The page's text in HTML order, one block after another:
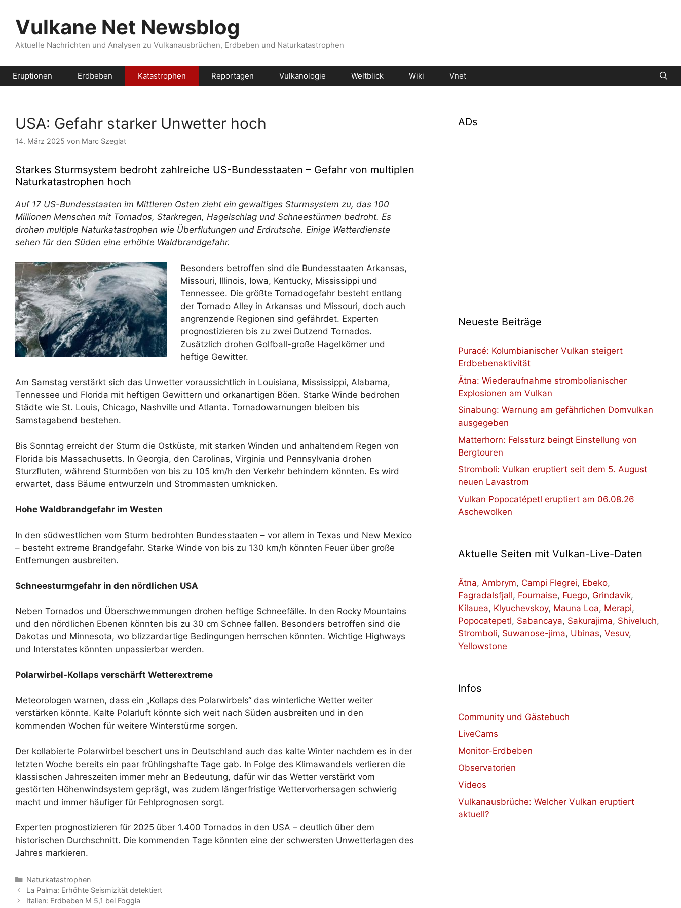
Inhalt
springenVulkane Net Newsblog
Aktuelle Nachrichten und Analysen zu Vulkanausbrüchen, Erdbeben und Naturkatastrophen
Eruptionen Erdbeben Katastrophen Reportagen Vulkanologie Weltblick Wiki Vnet
USA: Gefahr starker Unwetter hoch
14. März 2025 von Marc Szeglat
Starkes Sturmsystem bedroht zahlreiche US-Bundesstaaten – Gefahr von multiplen
Naturkatastrophen hoch
Auf 17 US-Bundesstaaten im Mittleren Osten zieht ein gewaltiges Sturmsystem zu, das 100
Millionen Menschen mit Tornados, Starkregen, Hagelschlag und Schneestürmen bedroht. Es
drohen multiple Naturkatastrophen wie Überflutungen und Erdrutsche. Einige Wetterdienste
sehen für den Süden eine erhöhte Waldbrandgefahr.
Besonders betroffen sind die Bundesstaaten Arkansas,
Missouri, Illinois, Iowa, Kentucky, Mississippi und
Tennessee. Die größte Tornadogefahr besteht entlang
der Tornado Alley in Arkansas und Missouri, doch auch
angrenzende Regionen sind gefährdet. Experten
prognostizieren bis zu zwei Dutzend Tornados.
Zusätzlich drohen Golfball-große Hagelkörner und
heftige Gewitter.
Am Samstag verstärkt sich das Unwetter voraussichtlich in Louisiana, Mississippi, Alabama,
Tennessee und Florida mit heftigen Gewittern und orkanartigen Böen. Starke Winde bedrohen
Städte wie St. Louis, Chicago, Nashville und Atlanta. Tornadowarnungen bleiben bis
Samstagabend bestehen.
Bis Sonntag erreicht der Sturm die Ostküste, mit starken Winden und anhaltendem Regen von
Florida bis Massachusetts. In Georgia, den Carolinas, Virginia und Pennsylvania drohen
Sturzfluten, während Sturmböen von bis zu 105 km/h den Verkehr behindern könnten. Es wird
erwartet, dass Bäume entwurzeln und Strommasten umknicken.
Hohe Waldbrandgefahr im Westen
In den südwestlichen vom Sturm bedrohten Bundesstaaten – vor allem in Texas und New Mexico
– besteht extreme Brandgefahr. Starke Winde von bis zu 130 km/h könnten Feuer über große
Entfernungen ausbreiten.
Schneesturmgefahr in den nördlichen USA
Neben Tornados und Überschwemmungen drohen heftige Schneefälle. In den Rocky Mountains
und den nördlichen Ebenen könnten bis zu 30 cm Schnee fallen. Besonders betroffen sind die
Dakotas und Minnesota, wo blizzardartige Bedingungen herrschen könnten. Wichtige Highways
und Interstates könnten unpassierbar werden.
Polarwirbel-Kollaps verschärft Wetterextreme
Meteorologen warnen, dass ein „Kollaps des Polarwirbels“ das winterliche Wetter weiter
verstärken könnte. Kalte Polarluft könnte sich weit nach Süden ausbreiten und in den
kommenden Wochen für weitere Winterstürme sorgen.
Der kollabierte Polarwirbel beschert uns in Deutschland auch das kalte Winter nachdem es in der
letzten Woche bereits ein paar frühlingshafte Tage gab. In Folge des Klimawandels verlieren die
klassischen Jahreszeiten immer mehr an Bedeutung, dafür wir das Wetter verstärkt vom
gestörten Höhenwindsystem geprägt, was zudem längerfristige Wettervorhersagen schwierig
macht und immer häufiger für Fehlprognosen sorgt.
Experten prognostizieren für 2025 über 1.400 Tornados in den USA – deutlich über dem
historischen Durchschnitt. Die kommenden Tage könnten eine der schwersten Unwetterlagen des
Jahres markieren.
Kategorien
Naturkatastrophen
La Palma: Erhöhte Seismizität detektiert
Italien: Erdbeben M 5,1 bei Foggia
ADs
Neueste Beiträge
Puracé: Kolumbianischer Vulkan steigert
Erdbebenaktivität
Ätna: Wiederaufnahme strombolianischer
Explosionen am Vulkan
Sinabung: Warnung am gefährlichen Domvulkan
ausgegeben
Matterhorn: Felssturz beingt Einstellung von
Bergtouren
Stromboli: Vulkan eruptiert seit dem 5. August
neuen Lavastrom
Vulkan Popocatépetl eruptiert am 06.08.26
Aschewolken
Aktuelle Seiten mit Vulkan-Live-Daten
Ätna, Ambrym, Campi Flegrei, Ebeko,
Fagradalsfjall, Fournaise, Fuego, Grindavik,
Kilauea, Klyuchevskoy, Mauna Loa, Merapi,
Popocatepetl, Sabancaya, Sakurajima, Shiveluch,
Stromboli, Suwanose-jima, Ubinas, Vesuv,
Yellowstone
Infos
Community und Gästebuch
LiveCams
Monitor-Erdbeben
Observatorien
Videos
Vulkanausbrüche: Welcher Vulkan eruptiert
aktuell?